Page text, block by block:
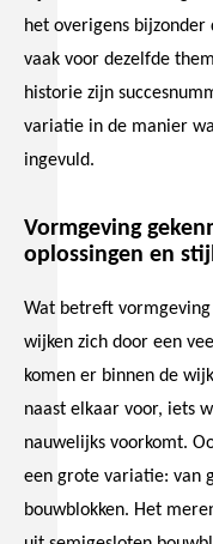
het overigens
vaak voor dezelfde
historie zijn
variatie in de manier
ingevuld.
Vormgeving
oplossingen en
Wat betreft vormgeving
wijken zich door een
komen er binnen de
naast elkaar voor, iets
nauwelijks voorkomt.
een grote variatie: van
bouwblokken. Het